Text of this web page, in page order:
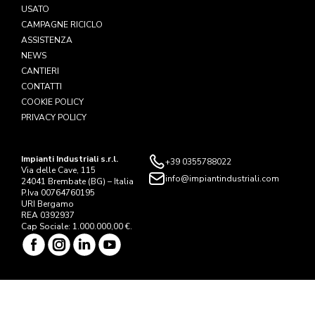
USATO
CAMPAGNE RICICLO
ASSISTENZA
NEWS
CANTIERI
CONTATTI
COOKIE POLICY
PRIVACY POLICY
Impianti Industriali s.r.l.
Via delle Cave, 115
24041 Brembate (BG) – Italia
P.Iva 00764760195
URI Bergamo
REA 0392937
Cap Sociale: 1.000.000,00 €.
+39 0355788022
info@impiantindustriali.com